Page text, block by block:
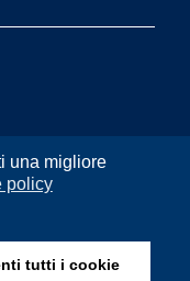
una migliore
policy
tutti i cookie